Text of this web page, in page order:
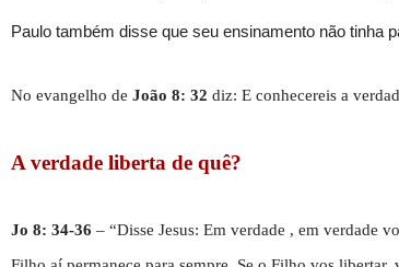
Paulo também disse que seu ensinamento não tinha
No evangelho de João 8: 32 diz: E conhecereis a
A verdade liberta de quê?
Jo 8: 34-36 – “Disse Jesus: Em verdade , em verdade